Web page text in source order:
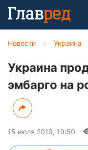
Новости › Украина
Украина
эмбарго на
15 июля 2019, 19:50